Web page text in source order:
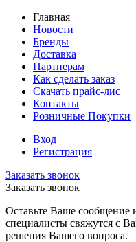
Главная
Новости
Бренды
Доставка
Партнерам
Как сделать заказ
Скачать прайс-лис
Контакты
Розничные Покупки
Вход
Регистрация
Заказать звонок
Заказать звонок
Оставьте Ваше сообщение
специалисты свяжутся с
решения Вашего вопроса.